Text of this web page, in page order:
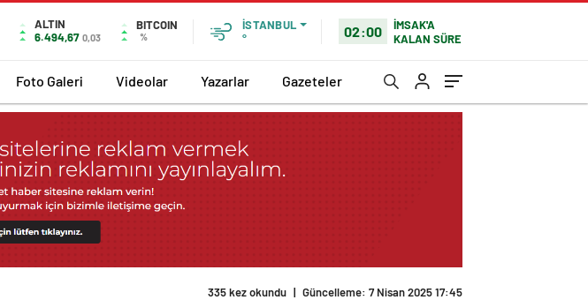
ALTIN
6.494,67 0,03
BITCOIN
%
İSTANBUL
°
02:00
İMSAK'A
KALAN SÜRE
Foto Galeri Videolar Yazarlar Gazeteler